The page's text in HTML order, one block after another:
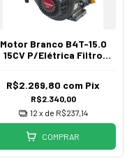
Motor Branco B4T-15.0
15CV P/Elétrica Filtro
R$2.340,00
R$2.269,80 com Pix
12 x de R$237,14
COMPRAR